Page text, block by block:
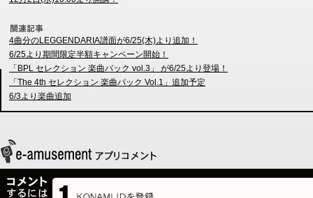
4曲分のLEGGENDARIA譜面が6/25(木)より追加！
6/25より期間限定半額キャンペーン開始！
「BPL セレクション 楽曲パック vol.3」 が6/25より登場！
「The 4th セレクション 楽曲パック Vol.1」追加予定
6/3より楽曲追加